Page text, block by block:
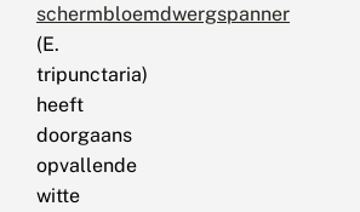
schermbloemdwergspanner
(E.
tripunctaria)
heeft
doorgaans
opvallende
witte